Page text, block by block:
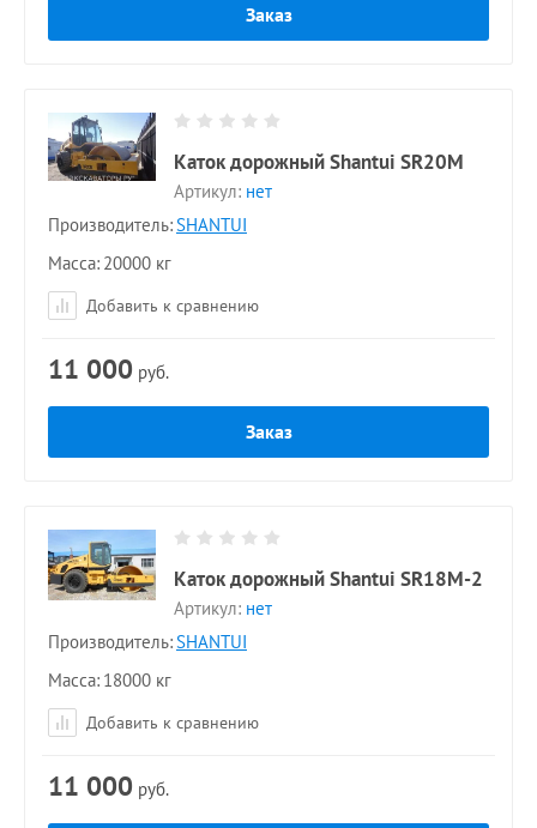
Заказ
Каток дорожный Shantui SR20M
Артикул: нет
Производитель:SHANTUI
Масса 20000 кг
Добавить к сравнению
11 000 руб.
Заказ
Каток дорожный Shantui SR18M-2
Артикул: нет
Производитель:SHANTUI
Масса 18000 кг
Добавить к сравнению
11 000 руб.